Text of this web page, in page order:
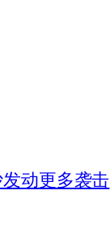
动更多袭击